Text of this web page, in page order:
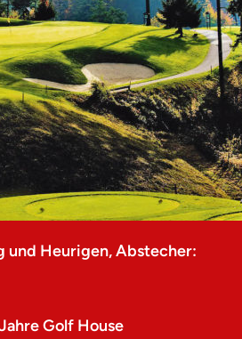
und Heurigen, Abstecher:
Golf House